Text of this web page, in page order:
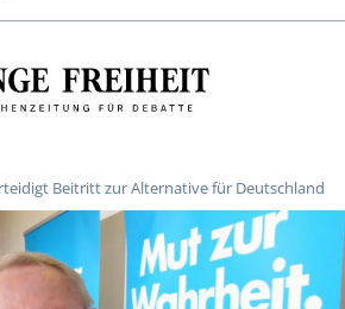
Beitritt zur Alternative für Deutschland